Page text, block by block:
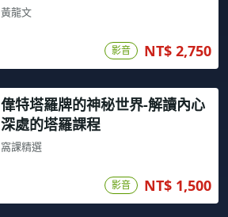
黃龍文
影音 NT$ 2,750
偉特塔羅牌的神秘世界-解讀內心
深處的塔羅課程
窩課精選
影音 NT$ 1,500